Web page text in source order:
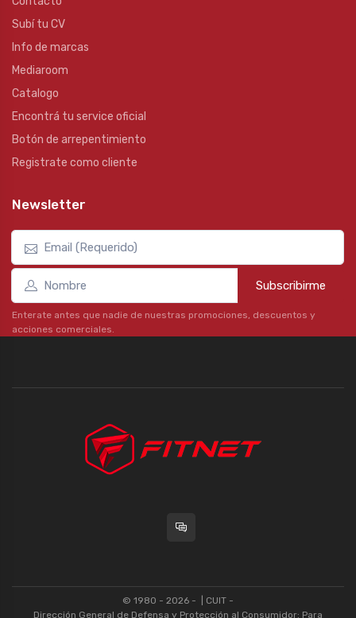
Subí tu CV
Info de marcas
Mediaroom
Catalogo
Encontrá tu service oficial
Botón de arrepentimiento
Registrate como cliente
Newsletter
Subscribirme
Enterate antes que nadie de nuestras promociones, descuentos y
acciones comerciales.
© 1980 - 2026 -
| CUIT -
Dirección General de Defensa y Protección al Consumidor: Para